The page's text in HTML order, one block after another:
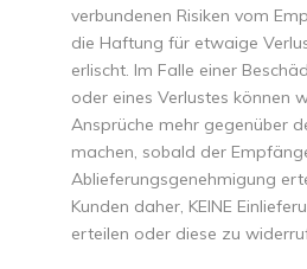
verbundenen Risiken vom
die Haftung für etwaige
erlischt. Im Falle einer
oder eines Verlustes können
Ansprüche mehr gegenüber
machen, sobald der
Ablieferungsgenehmigung
Kunden daher, KEINE
erteilen oder diese zu